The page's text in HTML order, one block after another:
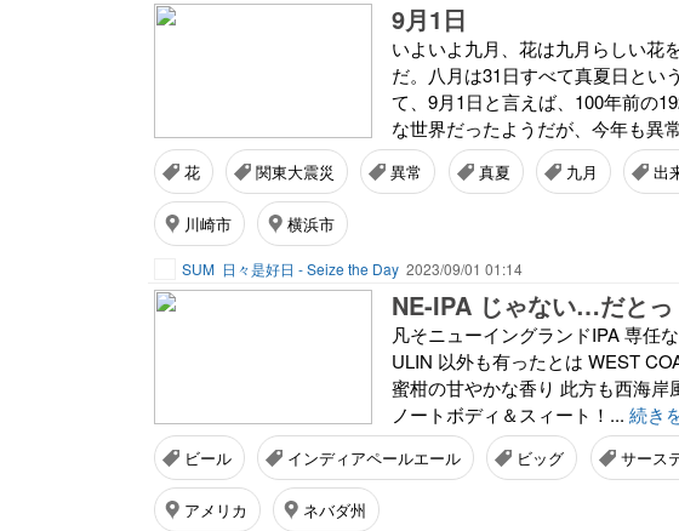
9月1日
いよいよ九月、花は九月らしい花
だ。八月は31日すべて真夏日とい
て、9月1日と言えば、100年前の
な世界だったようだが、今年も異
花 関東大震災 異常 真夏 九月 出
川崎市 横浜市
SUM 日々是好日 - Seize the Day 2023/09/01 01:14
NE-IPA じゃない…だとっ
凡そニューイングランドIPA 専任
ULIN 以外も有ったとは WEST
蜜柑の甘やかな香り 此方も西海
ノートボディ＆スィート！... 続き
ビール インディアペールエール ビッグ サース
アメリカ ネバダ州